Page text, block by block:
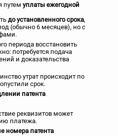
путем уплаты ежегодной
до установленного срока,
(обычно 6 месяцев), но с
периода восстановить
потребуется подача
и доказательства
утрат происходит по
срок.
патента
реквизитов может
платежа.
номера патента